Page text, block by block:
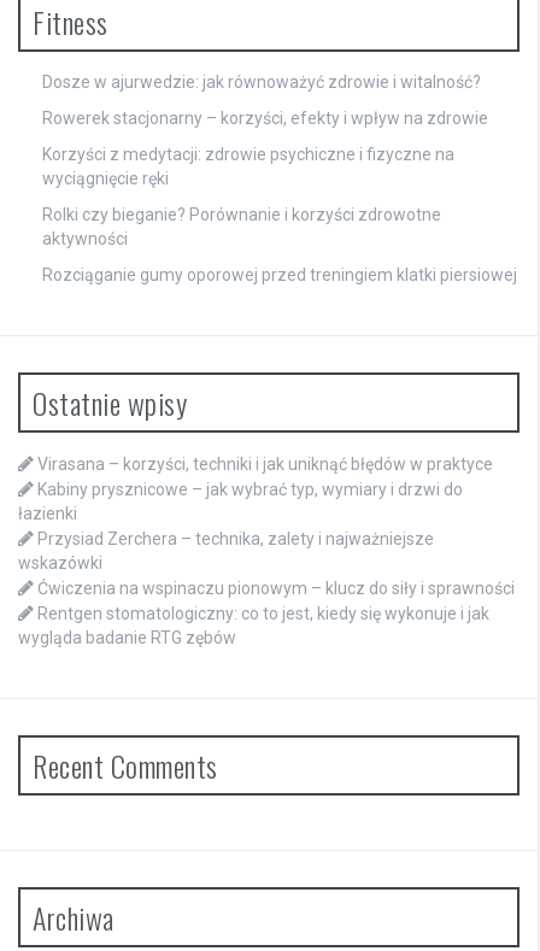
Fitness
Dosze w ajurwedzie: jak równoważyć zdrowie i witalność?
Rowerek stacjonarny – korzyści, efekty i wpływ na zdrowie
Korzyści z medytacji: zdrowie psychiczne i fizyczne na
wyciągnięcie ręki
Rolki czy bieganie? Porównanie i korzyści zdrowotne
aktywności
Rozciąganie gumy oporowej przed treningiem klatki piersiowej
Ostatnie wpisy
Virasana – korzyści, techniki i jak uniknąć błędów w praktyce
Kabiny prysznicowe – jak wybrać typ, wymiary i drzwi do
łazienki
Przysiad Zerchera – technika, zalety i najważniejsze
wskazówki
Ćwiczenia na wspinaczu pionowym – klucz do siły i sprawności
Rentgen stomatologiczny: co to jest, kiedy się wykonuje i jak
wygląda badanie RTG zębów
Recent Comments
Archiwa